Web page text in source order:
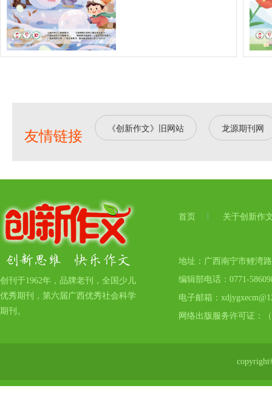
友情链接 《创新作文》旧网站 龙源期刊网
创刊于1962年，品牌老刊，全国少儿
优秀期刊，第六届广西优秀社会科学
期刊。
首页 关于创新作
地址：广西南宁市鲤湾
编辑部电话：0771-
电子邮箱：
网络出版服务许可证：